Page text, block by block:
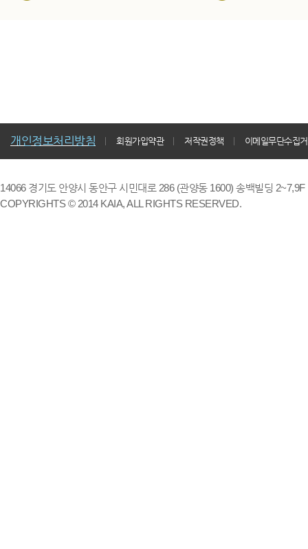
개인정보처리방침 회원가입약관 저작권정책 이메일무단수집
14066 경기도 안양시 동안구 시민대로 286 (관양동 1600) 송백빌딩
COPYRIGHTS © 2014 KAIA, ALL RIGHTS RESERVED.